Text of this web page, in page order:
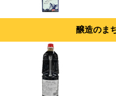
醸造のま